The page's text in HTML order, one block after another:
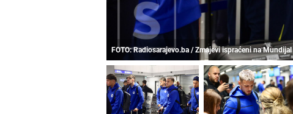
FOTO: Radiosarajevo.ba / Zmajevi ispraćeni na Mundijal